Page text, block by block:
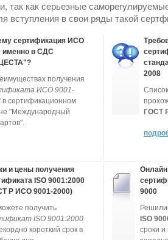
так как серьезные
вступления в свои ряды такой
сертификация ИСО
именно в СДС
получения
ИСО 9001-
в сертификационном
"Международный
2008
ГОСТ
и цены получения
ISO 9001:2000
Р ИСО 9001-2000)
получить
ISO 9001:2000
короткий срок в
Онлайн
9000
ISO
сроки и